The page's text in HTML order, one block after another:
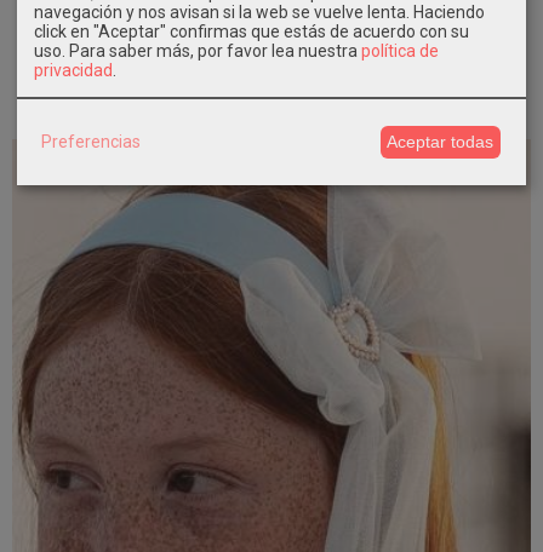
32,90 €
navegación y nos avisan si la web se vuelve lenta. Haciendo
click en "Aceptar" confirmas que estás de acuerdo con su
uso. Para saber más, por favor lea nuestra política de
privacidad
Preferencias Aceptar todas